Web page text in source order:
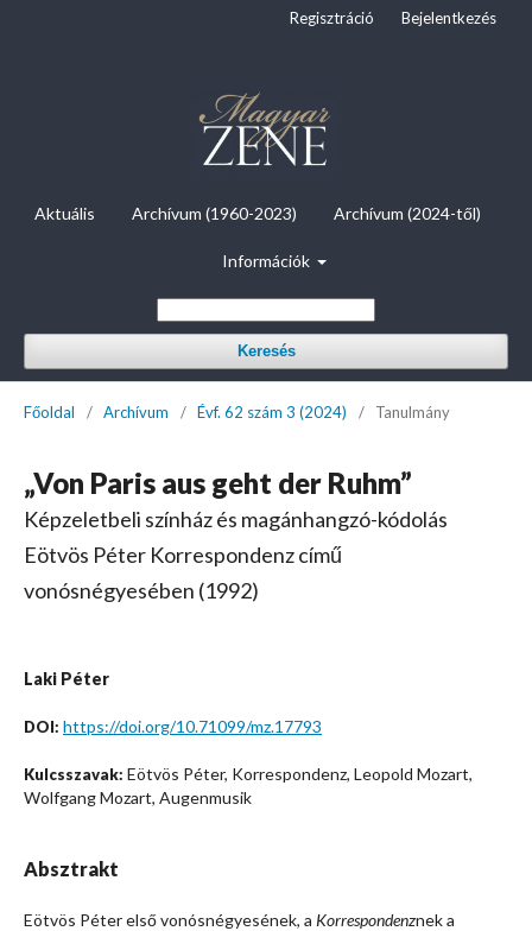
Aktuális Archívum (1960-2023) Archívum (2024-től)
Információk
Keresés
Regisztráció Bejelentkezés
Főoldal / Archívum / Évf. 62 szám 3 (2024) / Tanulmány
„Von Paris aus geht der Ruhm”
Képzeletbeli színház és magánhangzó-kódolás
Eötvös Péter Korrespondenz című
vonósnégyesében (1992)
Laki Péter
DOI: https://doi.org/10.71099/mz.17793
Kulcsszavak: Eötvös Péter, Korrespondenz, Leopold Mozart,
Wolfgang Mozart, Augenmusik
Absztrakt
Eötvös Péter első vonósnégyesének, a Korrespondenznek a